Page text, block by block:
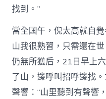
找到。”
當全國午，倪太高就自
山我很熟習，只需還在
仍無所獲后，21日早上
了山，邊呼叫招呼邊找
聲響：“山里聽到有聲響